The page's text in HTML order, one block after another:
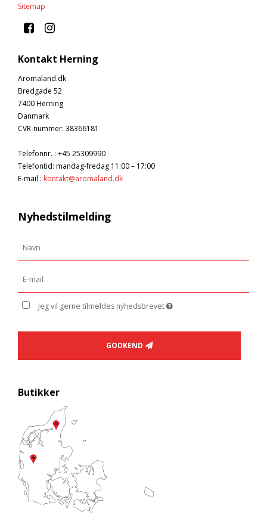
Sitemap
Kontakt Herning
Aromaland.dk
Bredgade 52
7400 Herning
Danmark
CVR-nummer: 38366181
Telefonnr. : +45 25309990
Telefontid: mandag-fredag 11:00 – 17:00
E-mail : kontakt@aromaland.dk
Nyhedstilmelding
Jeg vil gerne tilmeldes nyhedsbrevet
GODKEND
Butikker